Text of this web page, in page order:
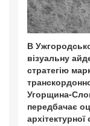
В
візуальну
стратегію
Угорщина-
передбачає